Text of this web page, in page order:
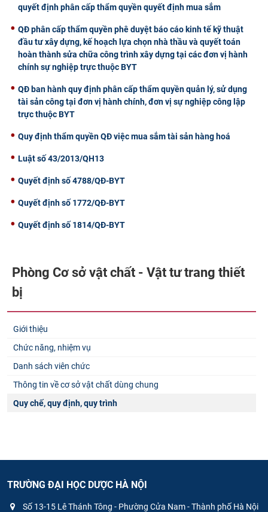
quyết định phân cấp thẩm quyền quyết định mua sắm
QĐ phân cấp thẩm quyền phê duyệt báo cáo kinh tế kỹ thuật
đầu tư xây dựng, kế hoạch lựa chọn nhà thầu và quyết toán
hoàn thành sửa chữa công trình xây dựng tại các đơn vị hành
chính sự nghiệp trực thuộc BYT
QĐ ban hành quy định phân cấp thẩm quyền quản lý, sử dụng
tài sản công tại đơn vị hành chính, đơn vị sự nghiệp công lập
trực thuộc BYT
Quy định thẩm quyền QĐ việc mua sắm tài sản hàng hoá
Luật số 43/2013/QH13
Quyết định số 4788/QĐ-BYT
Quyết định số 1772/QĐ-BYT
Quyết định số 1814/QĐ-BYT
Phòng Cơ sở vật chất - Vật tư trang thiết
bị
Giới thiệu
Chức năng, nhiệm vụ
Danh sách viên chức
Thông tin về cơ sở vật chất dùng chung
Quy chế, quy định, quy trình
TRƯỜNG ĐẠI HỌC DƯỢC HÀ NỘI
Số 13-15 Lê Thánh Tông - Phường Cửa Nam - Thành phố Hà Nội